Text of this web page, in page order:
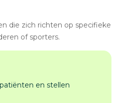
die zich richten op specifieke
of sporters.
en stellen